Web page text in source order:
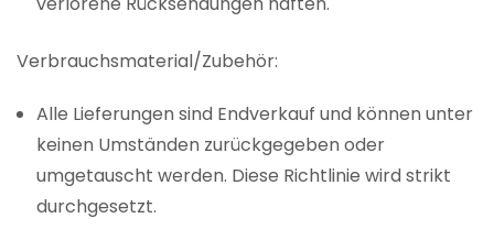
Verbrauchsmaterial/Zubehör:
Alle Lieferungen sind Endverkauf und können unter
keinen Umständen zurückgegeben oder
umgetauscht werden. Diese Richtlinie wird strikt
durchgesetzt.